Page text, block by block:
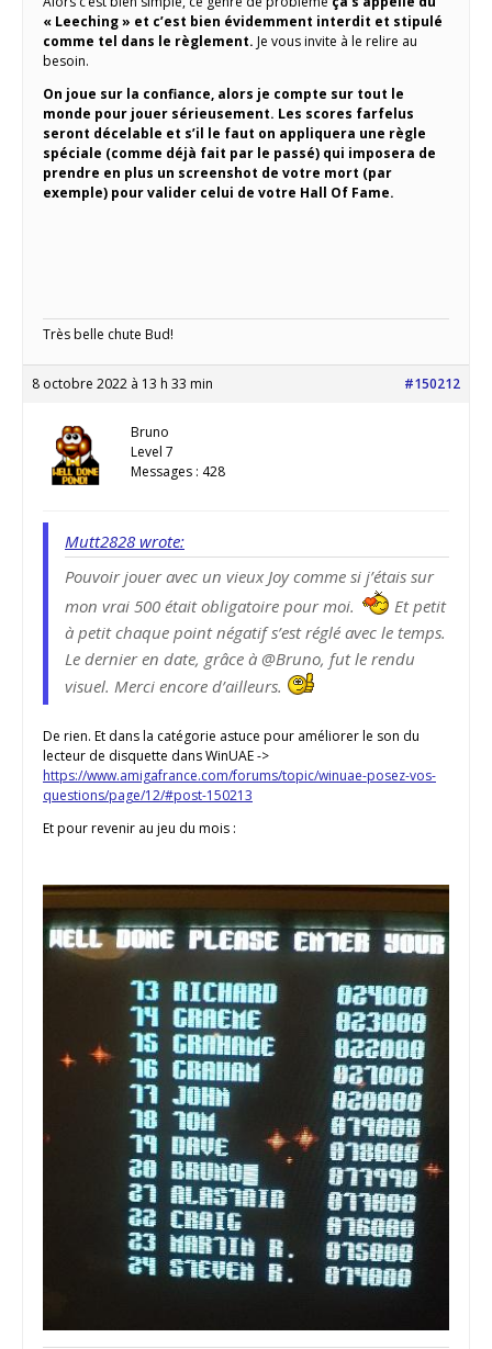
« Leeching » et c’est bien évidemment interdit et stipulé
comme tel dans le règlement. Je vous invite à le relire au
besoin.
On joue sur la confiance, alors je compte sur tout le
monde pour jouer sérieusement. Les scores farfelus
seront décelable et s’il le faut on appliquera une règle
spéciale (comme déjà fait par le passé) qui imposera de
prendre en plus un screenshot de votre mort (par
exemple) pour valider celui de votre Hall Of Fame.
Très belle chute Bud!
8 octobre 2022 à 13 h 33 min #150212
Bruno
Level 7
Messages : 428
Mutt2828 wrote:
Pouvoir jouer avec un vieux Joy comme si j’étais sur
mon vrai 500 était obligatoire pour moi.
Et petit
à petit chaque point négatif s’est réglé avec le temps.
Le dernier en date, grâce à @Bruno, fut le rendu
visuel. Merci encore d’ailleurs.
De rien. Et dans la catégorie astuce pour améliorer le son du
lecteur de disquette dans WinUAE ->
https://www.amigafrance.com/forums/topic/winuae-posez-vos-
questions/page/12/#post-150213
Et pour revenir au jeu du mois :